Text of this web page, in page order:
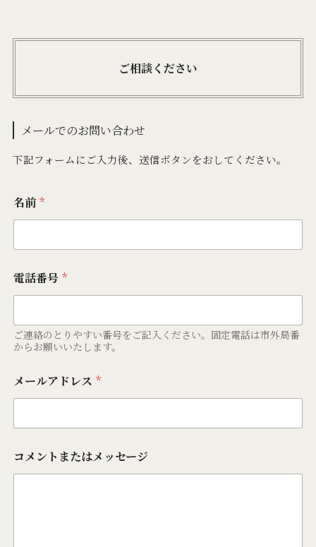
ご相談ください
メールでのお問い合わせ
下記フォームにご入力後、送信ボタンをおしてください。
名前 *
電話番号 *
ご連絡のとりやすい番号をご記入ください。固定電話は市外局番
からお願いいたします。
メールアドレス *
コメントまたはメッセージ